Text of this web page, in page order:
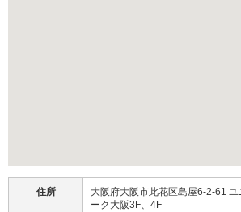
住所
大阪府大阪市此花区島屋6-2-61
ーク大阪3F、4F